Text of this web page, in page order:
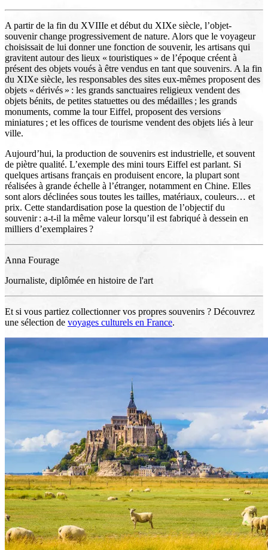
A partir de la fin du XVIIIe et début du XIXe siècle, l’objet-
souvenir change progressivement de nature. Alors que le voyageur
choisissait de lui donner une fonction de souvenir, les artisans qui
gravitent autour des lieux « touristiques » de l’époque créent à
présent des objets voués à être vendus en tant que souvenirs. A la fin
du XIXe siècle, les responsables des sites eux-mêmes proposent des
objets « dérivés » : les grands sanctuaires religieux vendent des
objets bénits, de petites statuettes ou des médailles ; les grands
monuments, comme la tour Eiffel, proposent des versions
miniatures ; et les offices de tourisme vendent des objets liés à leur
ville.
Aujourd’hui, la production de souvenirs est industrielle, et souvent
de piètre qualité. L’exemple des mini tours Eiffel est parlant. Si
quelques artisans français en produisent encore, la plupart sont
réalisées à grande échelle à l’étranger, notamment en Chine. Elles
sont alors déclinées sous toutes les tailles, matériaux, couleurs… et
prix. Cette standardisation pose la question de l’objectif du
souvenir : a-t-il la même valeur lorsqu’il est fabriqué à dessein en
milliers d’exemplaires ?
Anna Fourage
Journaliste, diplômée en histoire de l'art
Et si vous partiez collectionner vos propres souvenirs ? Découvrez
une sélection de voyages culturels en France.